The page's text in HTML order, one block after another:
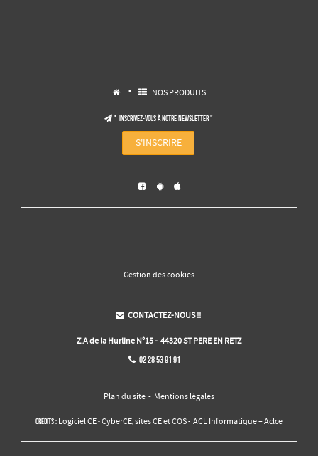
 -  NOS PRODUITS
" Inscrivez-vous à notre NEWSLETTER "
S'INSCRIRE
  
Gestion des cookies
 CONTACTEZ-NOUS !!
Z.A de la Hurline N°15 - 44320 ST PERE EN RETZ
 02 28 53 91 91
Plan du site - Mentions légales
Crédits : Logiciel CE-CyberCE sites CE et COS- ACL Informatique – Aclce